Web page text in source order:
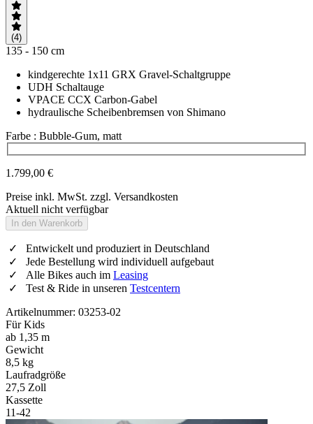
(4)
135 - 150 cm
kindgerechte 1x11 GRX Gravel-Schaltgruppe
UDH Schaltauge
VPACE CCX Carbon-Gabel
hydraulische Scheibenbremsen von Shimano
Farbe : Bubble-Gum, matt
Wähle eine Farbe
1.799,00 €
Preise inkl. MwSt. zzgl. Versandkosten
Aktuell nicht verfügbar
In den Warenkorb
Entwickelt und produziert in Deutschland
Jede Bestellung wird individuell aufgebaut
Alle Bikes auch im Leasing
Test & Ride in unseren Testcentern
Artikelnummer: 03253-02
Für Kids
ab 1,35 m
Gewicht
8,5 kg
Laufradgröße
27,5 Zoll
Kassette
11-42